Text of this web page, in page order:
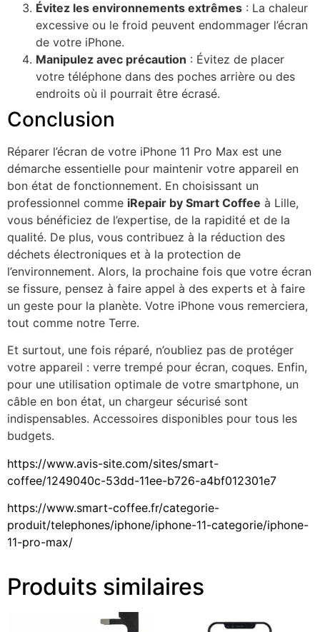
Évitez les environnements extrêmes : La chaleur
excessive ou le froid peuvent endommager l’écran
de votre iPhone.
Manipulez avec précaution : Évitez de placer
votre téléphone dans des poches arrière ou des
endroits où il pourrait être écrasé.
Conclusion
Réparer l’écran de votre iPhone 11 Pro Max est une
démarche essentielle pour maintenir votre appareil en
bon état de fonctionnement. En choisissant un
professionnel comme iRepair by Smart Coffee à Lille,
vous bénéficiez de l’expertise, de la rapidité et de la
qualité. De plus, vous contribuez à la réduction des
déchets électroniques et à la protection de
l’environnement. Alors, la prochaine fois que votre écran
se fissure, pensez à faire appel à des experts et à faire
un geste pour la planète. Votre iPhone vous remerciera,
tout comme notre Terre.
Et surtout, une fois réparé, n’oubliez pas de protéger
votre appareil : verre trempé pour écran, coques. Enfin,
pour une utilisation optimale de votre smartphone, un
câble en bon état, un chargeur sécurisé sont
indispensables. Accessoires disponibles pour tous les
budgets.
https://www.avis-site.com/sites/smart-
coffee/1249040c-53dd-11ee-b726-a4bf012301e7
https://www.smart-coffee.fr/categorie-
produit/telephones/iphone/iphone-11-categorie/iphone-
11-pro-max/
Produits similaires